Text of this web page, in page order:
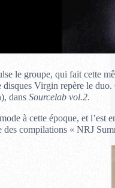
le groupe, qui fait cette
disques Virgin repère le
dans Sourcelab vol.2.
à cette époque, et l’est
des compilations « NRJ